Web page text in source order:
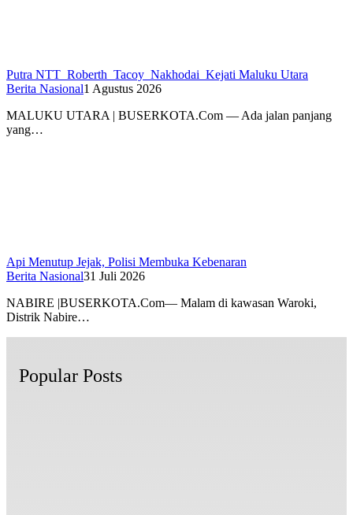
Putra NTT Roberth Tacoy Nakhodai Kejati Maluku Utara
Berita Nasional1 Agustus 2026
MALUKU UTARA | BUSERKOTA.Com — Ada jalan panjang
yang…
Api Menutup Jejak, Polisi Membuka Kebenaran
Berita Nasional31 Juli 2026
NABIRE |BUSERKOTA.Com— Malam di kawasan Waroki,
Distrik Nabire…
Popular Posts